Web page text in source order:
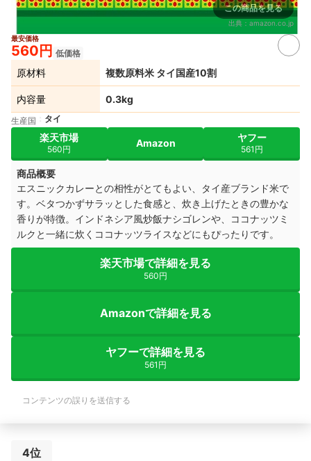
この商品を見る
出典： amazon.co.jp
最安価格
560円 低価格
原材料 複数原料米 タイ国産10割
内容量 0.3kg
生産国 タイ
楽天市場
560円
Amazon ヤフー
561円
商品概要
エスニックカレーとの相性がとてもよい、タイ産ブランド米で
す。ベタつかずサラッとした食感と、炊き上げたときの豊かな
香りが特徴。インドネシア風炒飯ナシゴレンや、ココナッツミ
ルクと一緒に炊くココナッツライスなどにもぴったりです。
楽天市場で詳細を見る
560円
Amazonで詳細を見る
ヤフーで詳細を見る
561円
コンテンツの誤りを送信する
4位